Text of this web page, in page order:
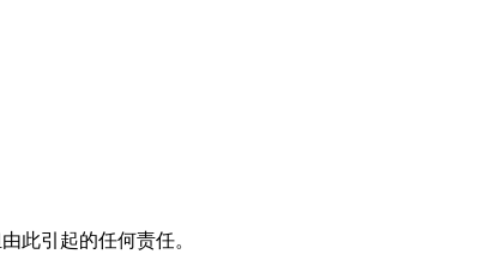
此引起的任何责任。